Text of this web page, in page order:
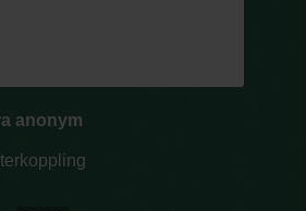
anonym